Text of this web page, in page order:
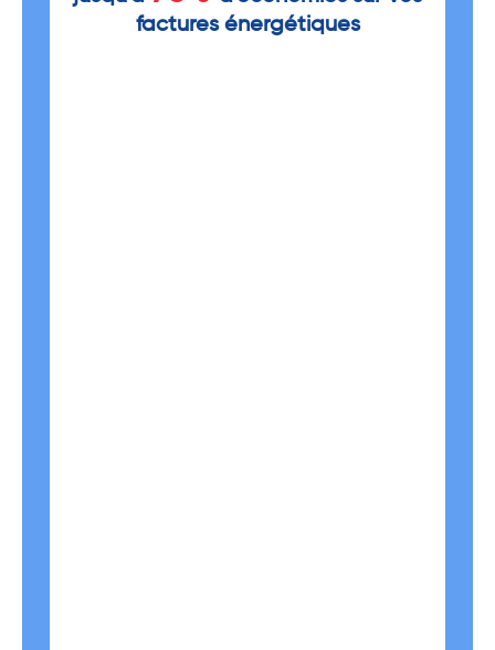
factures énergétiques